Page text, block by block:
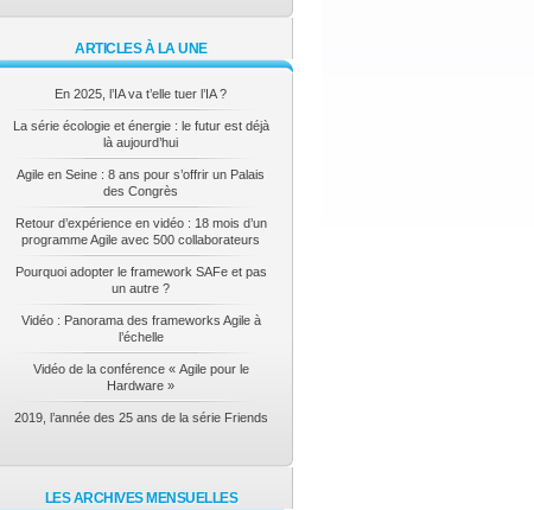
ARTICLES À LA UNE
En 2025, l’IA va t’elle tuer l’IA ?
La série écologie et énergie : le futur est déjà
là aujourd’hui
Agile en Seine : 8 ans pour s’offrir un Palais
des Congrès
Retour d’expérience en vidéo : 18 mois d’un
programme Agile avec 500 collaborateurs
Pourquoi adopter le framework SAFe et pas
un autre ?
Vidéo : Panorama des frameworks Agile à
l’échelle
Vidéo de la conférence « Agile pour le
Hardware »
2019, l’année des 25 ans de la série Friends
LES ARCHIVES MENSUELLES